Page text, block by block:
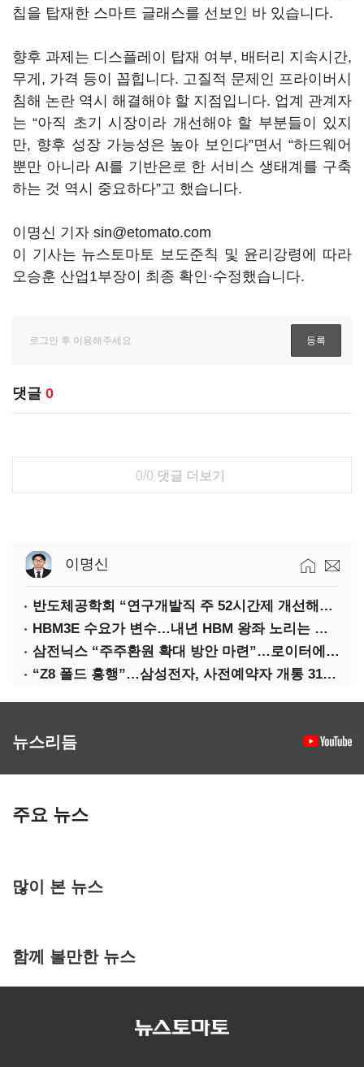
칩을 탑재한 스마트 글래스를 선보인 바 있습니다.
향후 과제는 디스플레이 탑재 여부, 배터리 지속시간,
무게, 가격 등이 꼽힙니다. 고질적 문제인 프라이버시
침해 논란 역시 해결해야 할 지점입니다. 업계 관계자
는 “아직 초기 시장이라 개선해야 할 부분들이 있지
만, 향후 성장 가능성은 높아 보인다”면서 “하드웨어
뿐만 아니라 AI를 기반은로 한 서비스 생태계를 구축
하는 것 역시 중요하다”고 했습니다.
이명신 기자 sin@etomato.com
이 기사는 뉴스토마토 보도준칙 및 윤리강령에 따라
오승훈 산업1부장이 최종 확인·수정했습니다.
댓글 0
0/0 댓글 더보기
이명신
반도체공학회 “연구개발직 주 52시간제 개선해야”
HBM3E 수요가 변수…내년 HBM 왕좌 노리는 삼성
삼전닉스 “주주환원 확대 방안 마련”…로이터에 성명 보내
“Z8 폴드 흥행”…삼성전자, 사전예약자 개통 31일까지 연장
뉴스리듬
주요 뉴스
많이 본 뉴스
함께 볼만한 뉴스